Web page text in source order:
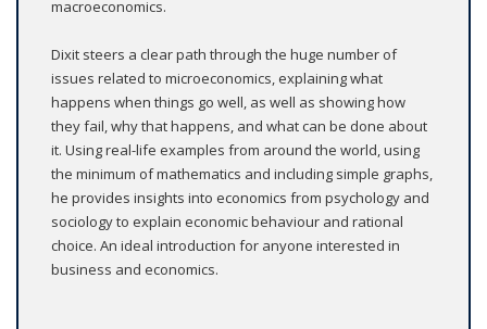
macroeconomics.
Dixit steers a clear path through the huge number of
issues related to microeconomics, explaining what
happens when things go well, as well as showing how
they fail, why that happens, and what can be done about
it. Using real-life examples from around the world, using
the minimum of mathematics and including simple graphs,
he provides insights into economics from psychology and
sociology to explain economic behaviour and rational
choice. An ideal introduction for anyone interested in
business and economics.